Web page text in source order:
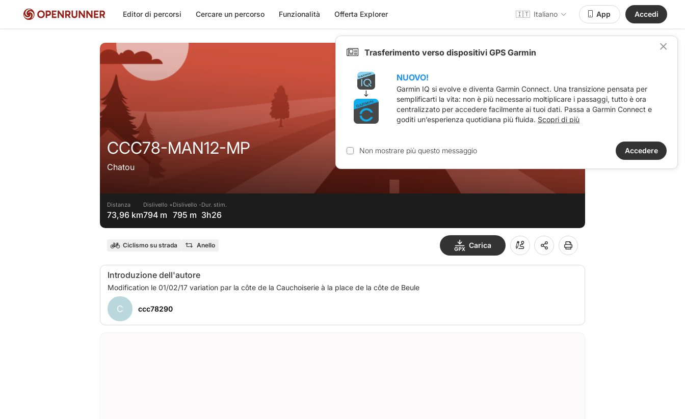
Editor di percorsi Cercare un percorso Funzionalità Offerta Explorer 🇮🇹 Italiano App Accedi
CCC78-MAN12-MP
Chatou
Distanza
73,96 km
Dislivello +
794 m
Dislivello -
795 m
Dur. stim.
3h26
Ciclismo su strada Anello Carica
Introduzione dell'autore
C ccc78290
Trasferimento verso dispositivi GPS Garmin
NUOVO!
Garmin IQ si evolve e diventa Garmin Connect. Una transizione pensata per
semplificarti la vita: non è più necessario moltiplicare i passaggi, tutto è ora
centralizzato per accedere facilmente ai tuoi dati. Passa a Garmin Connect e
goditi un’esperienza quotidiana più fluida. Scopri di più
Non mostrare più questo messaggio Accedere